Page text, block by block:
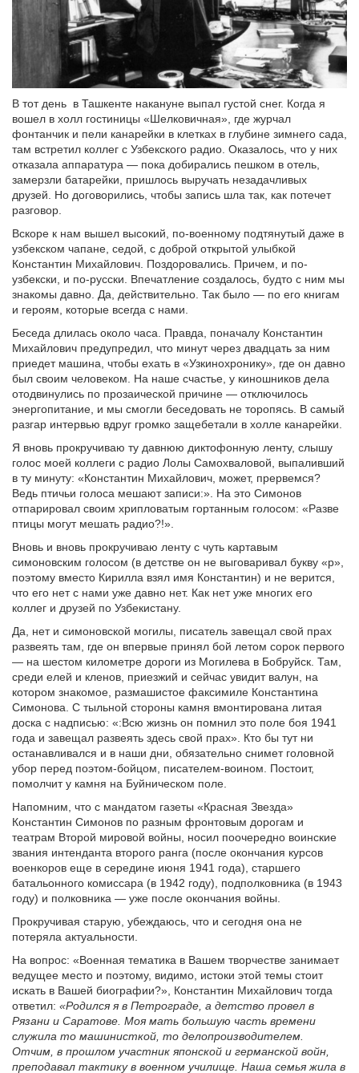
В тот день в Ташкенте накануне выпал густой снег. Когда я
вошел в холл гостиницы «Шелковичная», где журчал
фонтанчик и пели канарейки в клетках в глубине зимнего сада,
там встретил коллег с Узбекского радио. Оказалось, что у них
отказала аппаратура — пока добирались пешком в отель,
замерзли батарейки, пришлось выручать незадачливых
друзей. Но договорились, чтобы запись шла так, как потечет
разговор.
Вскоре к нам вышел высокий, по-военному подтянутый даже в
узбекском чапане, седой, с доброй открытой улыбкой
Константин Михайлович. Поздоровались. Причем, и по-
узбекски, и по-русски. Впечатление создалось, будто с ним мы
знакомы давно. Да, действительно. Так было — по его книгам
и героям, которые всегда с нами.
Беседа длилась около часа. Правда, поначалу Константин
Михайлович предупредил, что минут через двадцать за ним
приедет машина, чтобы ехать в «Узкинохронику», где он давно
был своим человеком. На наше счастье, у киношников дела
отодвинулись по прозаической причине — отключилось
энергопитание, и мы смогли беседовать не торопясь. В самый
разгар интервью вдруг громко защебетали в холле канарейки.
Я вновь прокручиваю ту давнюю диктофонную ленту, слышу
голос моей коллеги с радио Лолы Самохваловой, выпаливший
в ту минуту: «Константин Михайлович, может, прервемся?
Ведь птичьи голоса мешают записи:». На это Симонов
отпарировал своим хрипловатым гортанным голосом: «Разве
птицы могут мешать радио?!».
Вновь и вновь прокручиваю ленту с чуть картавым
симоновским голосом (в детстве он не выговаривал букву «р»,
поэтому вместо Кирилла взял имя Константин) и не верится,
что его нет с нами уже давно нет. Как нет уже многих его
коллег и друзей по Узбекистану.
Да, нет и симоновской могилы, писатель завещал свой прах
развеять там, где он впервые принял бой летом сорок первого
— на шестом километре дороги из Могилева в Бобруйск. Там,
среди елей и кленов, приезжий и сейчас увидит валун, на
котором знакомое, размашистое факсимиле Константина
Симонова. С тыльной стороны камня вмонтирована литая
доска с надписью: «:Всю жизнь он помнил это поле боя 1941
года и завещал развеять здесь свой прах». Кто бы тут ни
останавливался и в наши дни, обязательно снимет головной
убор перед поэтом-бойцом, писателем-воином. Постоит,
помолчит у камня на Буйническом поле.
Напомним, что с мандатом газеты «Красная Звезда»
Константин Симонов по разным фронтовым дорогам и
театрам Второй мировой войны, носил поочередно воинские
звания интенданта второго ранга (после окончания курсов
военкоров еще в середине июня 1941 года), старшего
батальонного комиссара (в 1942 году), подполковника (в 1943
году) и полковника — уже после окончания войны.
Прокручивая старую, убеждаюсь, что и сегодня она не
потеряла актуальности.
На вопрос: «Военная тематика в Вашем творчестве занимает
ведущее место и поэтому, видимо, истоки этой темы стоит
искать в Вашей биографии?», Константин Михайлович тогда
ответил: «Родился я в Петрограде, а детство провел в
Рязани и Саратове. Моя мать большую часть времени
служила то машинисткой, то делопроизводителем.
Отчим, в прошлом участник японской и германской войн,
преподавал тактику в военном училище. Наша семья жила в